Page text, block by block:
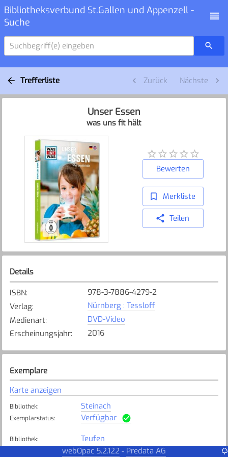
Bibliotheksverbund St.Gallen und Appenzell -
Suche
Suchbegriff(e) eingeben
Trefferliste Zurück Nächste
Unser Essen
was uns fit hält
Bewerten
Merkliste
Teilen
Details
ISBN:
978-3-7886-4279-2
Verlag:
Nürnberg : Tessloff
Medienart:
DVD-Video
Erscheinungsjahr: 2016
Exemplare
Karte anzeigen
Bibliothek: Steinach
Exemplarstatus: Verfügbar
Bibliothek: Teufen
Verfügbar
webOpac 5.2.122 - Predata AG